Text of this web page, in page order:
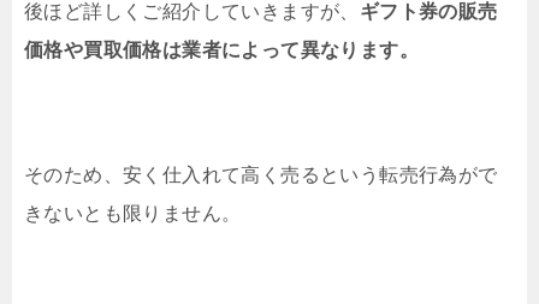
後ほど詳しくご紹介していきますが、 ギフト券の販売
価格や買取価格は業者によって異なります。
そのため、安く仕入れて高く売るという転売行為がで
きないとも限りません。